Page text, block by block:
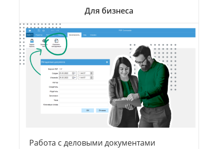
Работа с деловыми документами
Для бизнеса